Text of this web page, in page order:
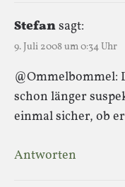
Stefansagt:
9. Juli 2008 um 0:34 Uhr
@Ommelbommel:
schon länger
einmal sicher, ob
Antworten